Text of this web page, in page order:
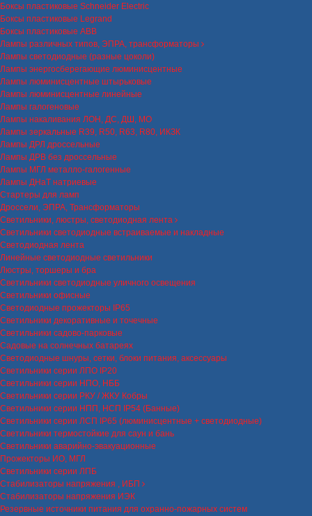
Боксы пластиковые Schneider Electric
Боксы пластиковые Legrand
Боксы пластиковые ABB
Лампы различных типов, ЭПРА, трансформаторы
Лампы светодиодные (разные цоколи)
Лампы энергосберегающие люминисцентные
Лампы люминисцентные штырьковые
Лампы люминисцентные линейные
Лампы галогеновые
Лампы накаливания ЛОН, ДС, ДШ, МО
Лампы зеркальные R39, R50, R63, R80, ИКЗК
Лампы ДРЛ дроссельные
Лампы ДРВ без дроссельные
Лампы МГЛ металло-галогенные
Лампы ДНаТ натриевые
Стартеры для ламп
Дроссели, ЭПРА, Трансформаторы
Светильники, люстры, светодиодная лента
Светильники светодиодные встраиваемые и накладные
Светодиодная лента
Линейные светодиодные светильники
Люстры, торшеры и бра
Светильники светодиодные уличного освещения
Светильники офисные
Светодиодные прожекторы IP65
Светильники декоративные и точечные
Светильники садово-парковые
Садовые на солнечных батареях
Светодиодные шнуры, сетки, блоки питания, аксессуары
Светильники серии ЛПО IP20
Светильники серии НПО, НББ
Светильники серии РКУ / ЖКУ Кобры
Светильники серии НПП, НСП IP54 (Банные)
Светильники серии ЛСП IP65 (люминисцентные + светодиодные)
Светильники термостойкие для саун и бань
Светильники аварийно-эвакуационные
Прожекторы ИО, МГЛ
Светильники серии ЛПБ
Стабилизаторы напряжения , ИБП
Стабилизаторы напряжения ИЭК
Резервные источники питания для охранно-пожарных систем